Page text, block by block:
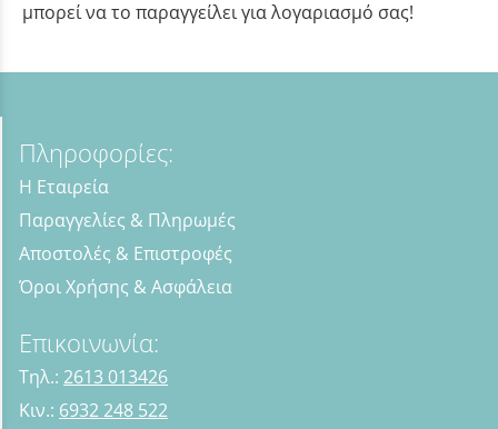
μπορεί να το παραγγείλει για λογαριασμό σας!
Πληροφορίες:
Η Εταιρεία
Παραγγελίες & Πληρωμές
Αποστολές & Επιστροφές
Όροι Χρήσης & Ασφάλεια
Επικοινωνία:
Τηλ.: 2613 013426
Κιν.: 6932 248 522